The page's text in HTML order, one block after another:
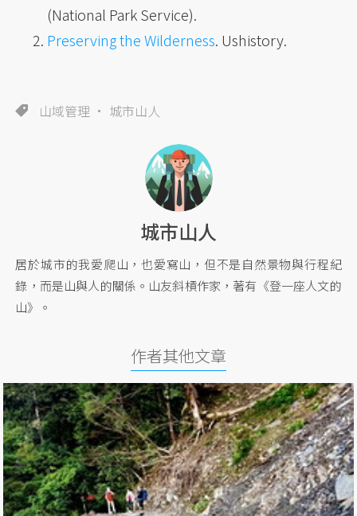
(National Park Service).
Preserving the Wilderness. Ushistory.
山域管理 城市山人
城市山人
居於城市的我愛爬山，也愛寫山，但不是自然景物與行程紀
錄，而是山與人的關係。山友斜槓作家，著有《登一座人文的
山》。
作者其他文章